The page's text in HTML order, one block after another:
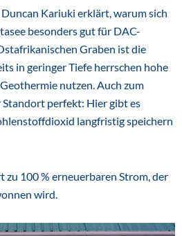
Kariuki erklärt, warum sich
besonders gut für DAC-
Graben ist die
in geringer Tiefe herrschen hohe
nutzen. Auch zum
Standort perfekt: Hier gibt es
langfristig speichern
100 % erneuerbaren Strom, der
wird.